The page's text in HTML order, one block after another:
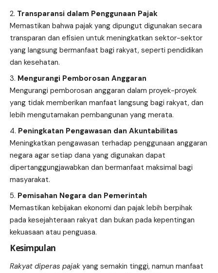
Transparansi dalam Penggunaan Pajak
Memastikan bahwa pajak yang dipungut digunakan secara
transparan dan efisien untuk meningkatkan sektor-sektor
yang langsung bermanfaat bagi rakyat, seperti pendidikan
dan kesehatan.
Mengurangi Pemborosan Anggaran
Mengurangi pemborosan anggaran dalam proyek-proyek
yang tidak memberikan manfaat langsung bagi rakyat, dan
lebih mengutamakan pembangunan yang merata.
Peningkatan Pengawasan dan Akuntabilitas
Meningkatkan pengawasan terhadap penggunaan anggaran
negara agar setiap dana yang digunakan dapat
dipertanggungjawabkan dan bermanfaat maksimal bagi
masyarakat.
Pemisahan Negara dan Pemerintah
Memastikan kebijakan ekonomi dan pajak lebih berpihak
pada kesejahteraan rakyat dan bukan pada kepentingan
kekuasaan atau penguasa.
Kesimpulan
Rakyat diperas pajak yang semakin tinggi, namun manfaat